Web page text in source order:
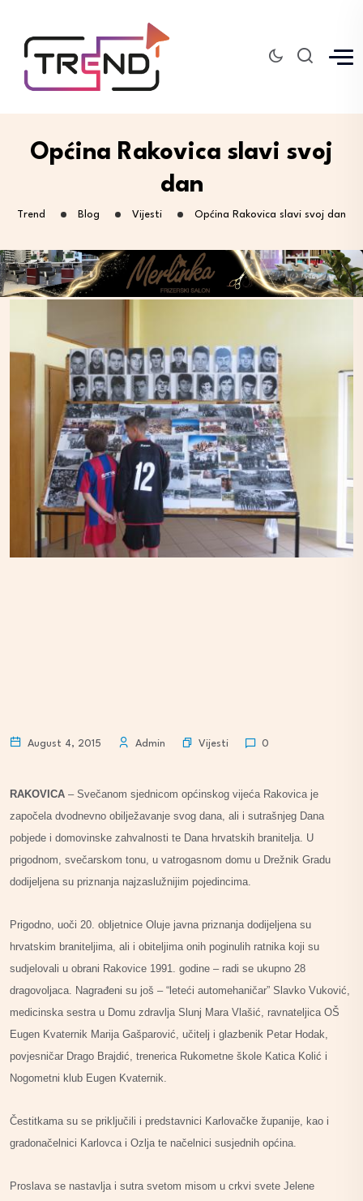
Općina Rakovica slavi svoj
dan
Trend Blog Vijesti Općina Rakovica slavi svoj dan
August 4, 2015 Admin Vijesti 0
RAKOVICA – Svečanom sjednicom općinskog vijeća Rakovica je
započela dvodnevno obilježavanje svog dana, ali i sutrašnjeg Dana
pobjede i domovinske zahvalnosti te Dana hrvatskih branitelja. U
prigodnom, svečarskom tonu, u vatrogasnom domu u Drežnik Gradu
dodijeljena su priznanja najzaslužnijim pojedincima.
Prigodno, uoči 20. obljetnice Oluje javna priznanja dodijeljena su
hrvatskim braniteljima, ali i obiteljima onih poginulih ratnika koji su
sudjelovali u obrani Rakovice 1991. godine – radi se ukupno 28
dragovoljaca. Nagrađeni su još – “leteći automehaničar” Slavko Vuković,
medicinska sestra u Domu zdravlja Slunj Mara Vlašić, ravnateljica OŠ
Eugen Kvaternik Marija Gašparović, učitelj i glazbenik Petar Hodak,
povjesničar Drago Brajdić, trenerica Rukometne škole Katica Kolić i
Nogometni klub Eugen Kvaternik.
Čestitkama su se priključili i predstavnici Karlovačke županije, kao i
gradonačelnici Karlovca i Ozlja te načelnici susjednih općina.
Proslava se nastavlja i sutra svetom misom u crkvi svete Jelene